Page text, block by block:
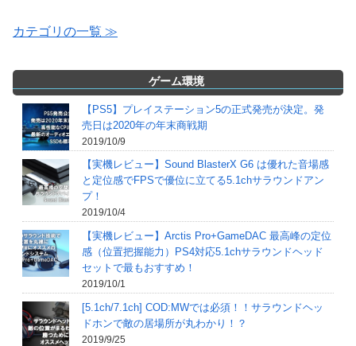
カテゴリの一覧 ≫
ゲーム環境
【PS5】プレイステーション5の正式発売が決定。発
売日は2020年の年末商戦期
2019/10/9
【実機レビュー】Sound BlasterX G6 は優れた音場感
と定位感でFPSで優位に立てる5.1chサラウンドアン
プ！
2019/10/4
【実機レビュー】Arctis Pro+GameDAC 最高峰の定位
感（位置把握能力）PS4対応5.1chサラウンドヘッド
セットで最もおすすめ！
2019/10/1
[5.1ch/7.1ch] COD:MWでは必須！！サラウンドヘッ
ドホンで敵の居場所が丸わかり！？
2019/9/25